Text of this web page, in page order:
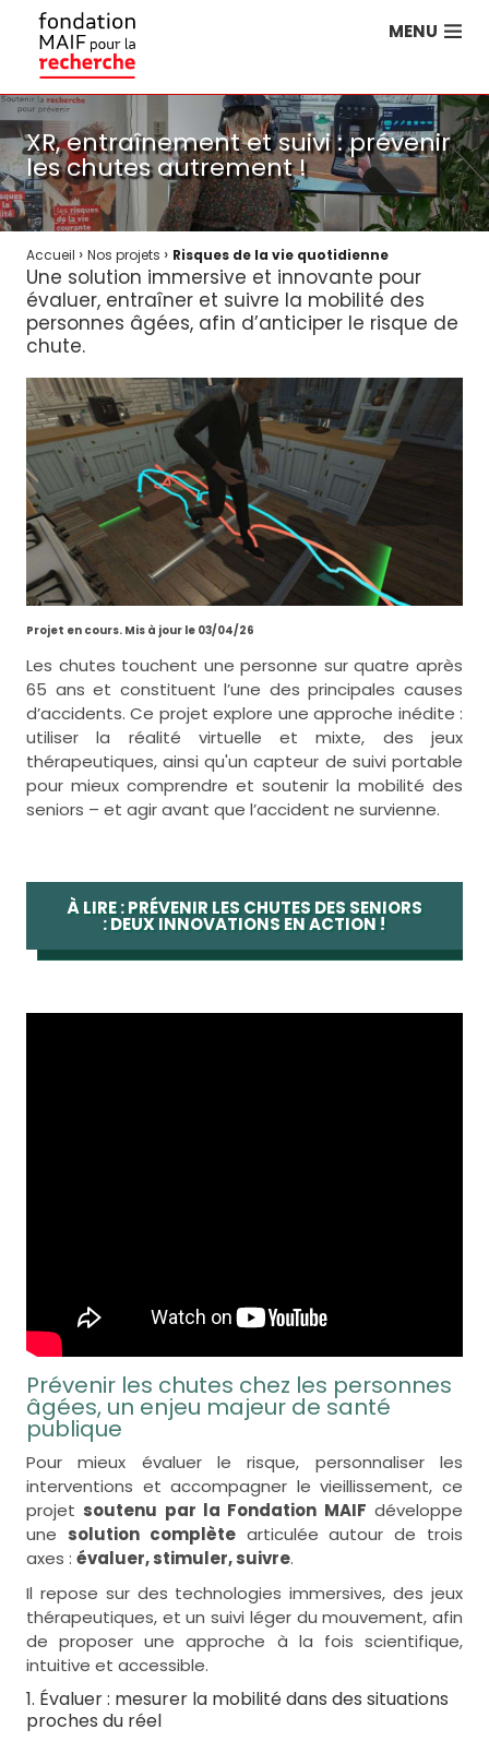
MENU
XR, entraînement et suivi : prévenir
les chutes autrement !
Accueil › Nos projets › Risques de la vie quotidienne
Une solution immersive et innovante pour
évaluer, entraîner et suivre la mobilité des
personnes âgées, afin d’anticiper le risque de
chute.
Projet en cours. Mis à jour le 03/04/26
Les chutes touchent une personne sur quatre après
65 ans et constituent l’une des principales causes
d’accidents. Ce projet explore une approche inédite :
utiliser la réalité virtuelle et mixte, des jeux
thérapeutiques, ainsi qu'un capteur de suivi portable
pour mieux comprendre et soutenir la mobilité des
seniors – et agir avant que l’accident ne survienne.
À LIRE : PRÉVENIR LES CHUTES DES SENIORS
: DEUX INNOVATIONS EN ACTION !
Prévenir les chutes chez les personnes
âgées, un enjeu majeur de santé
publique
Pour mieux évaluer le risque, personnaliser les
interventions et accompagner le vieillissement, ce
projet soutenu par la Fondation MAIF développe
une solution complètearticulée autour de trois
axes : évaluer, stimuler, suivre.
Il repose sur des technologies immersives, des jeux
thérapeutiques, et un suivi léger du mouvement, afin
de proposer une approche à la fois scientifique,
intuitive et accessible.
1. Évaluer : mesurer la mobilité dans des situations
proches du réel